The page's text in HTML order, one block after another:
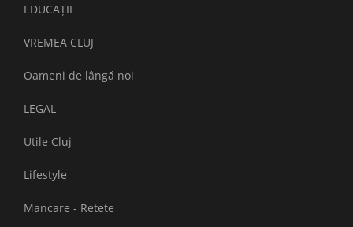
EDUCAȚIE
VREMEA CLUJ
Oameni de lângă noi
LEGAL
Utile Cluj
Lifestyle
Mancare - Retete